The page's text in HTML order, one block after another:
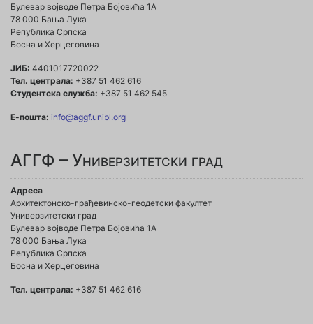
Булевар војводе Петра Бојовића 1A
78 000 Бања Лука
Република Српска
Босна и Херцеговина
ЈИБ: 4401017720022
Тел. централа: +387 51 462 616
Студентска служба: +387 51 462 545
Е-пошта: info@aggf.unibl.org
АГГФ – Универзитетски град
Адреса
Архитектонско-грађевинско-геодетски факултет
Универзитетски град
Булевар војводе Петра Бојовића 1A
78 000 Бања Лука
Република Српска
Босна и Херцеговина
Тел. централа: +387 51 462 616